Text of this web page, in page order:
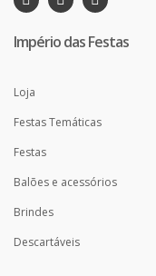
Império das Festas
Loja
Festas Temáticas
Festas
Balões e acessórios
Brindes
Descartáveis